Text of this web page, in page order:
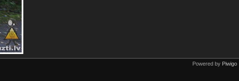
Powered by Piwigo